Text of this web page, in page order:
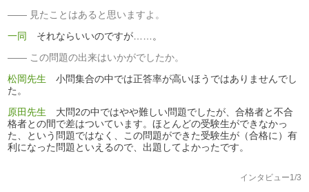
見たことはあると思いますよ。
一同
それならいいのですが……。
この問題の出来はいかがでしたか。
松岡先生 小問集合の中では正答率が高いほうではありませんでし
た。
原田先生 大問2の中ではやや難しい問題でしたが、合格者と不合
格者との間で差はついています。ほとんどの受験生ができなかっ
た、という問題ではなく、この問題ができた受験生が（合格に）有
利になった問題といえるので、出題してよかったです。
インタビュー1/3